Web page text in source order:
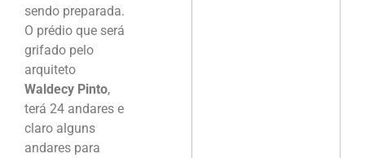
sendo preparada.
O prédio que será
grifado pelo
arquiteto
Waldecy Pinto,
terá 24 andares e
claro alguns
andares para